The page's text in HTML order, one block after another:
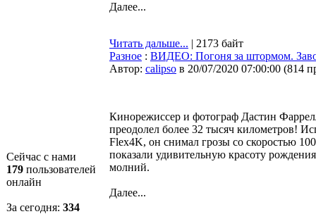
Сейчас с нами
179 пользователей
онлайн
За сегодня: 334
Далее...
Читать дальше... | 2173 байт
Разное : ВИДЕО: Погоня за штормом.
Автор: calipso в 20/07/2020 07:00:00 (814
Кинорежиссер и фотограф Дастин
преодолел более 32 тысяч километров!
Flex4K, он снимал грозы со скоростью
показали удивительную красоту
молний.
Далее...